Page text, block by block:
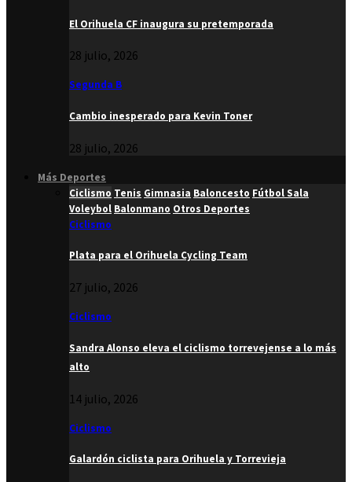
El Orihuela CF inaugura su pretemporada
28 julio, 2026
Segunda B
Cambio inesperado para Kevin Toner
28 julio, 2026
Más Deportes
Ciclismo Tenis Gimnasia Baloncesto Fútbol Sala
Voleybol Balonmano Otros Deportes
Ciclismo
Plata para el Orihuela Cycling Team
27 julio, 2026
Ciclismo
Sandra Alonso eleva el ciclismo torrevejense a lo más
alto
14 julio, 2026
Ciclismo
Galardón ciclista para Orihuela y Torrevieja